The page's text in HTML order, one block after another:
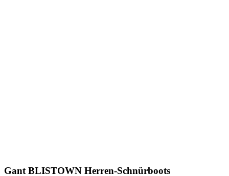
GantBLISTOWN Herren-Schnürboots